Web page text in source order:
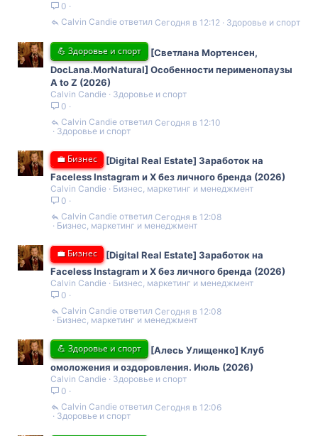
0
Здоровье и спорт
Сегодня в 12:12
Calvin Candie
💪 Здоровье и спорт
[Светлана Мортенсен,
DocLana.MorNatural] Особенности перименопаузы
A to Z (2026)
Calvin Candie
Здоровье и спорт
0
Здоровье и спорт
Сегодня в 12:10
Calvin Candie
💼 Бизнес
[Digital Real Estate] Заработок на
Faceless Instagram и X без личного бренда (2026)
Calvin Candie
Бизнес, маркетинг и менеджмент
0
Бизнес, маркетинг и менеджмент
Сегодня в 12:08
Calvin Candie
💼 Бизнес
[Digital Real Estate] Заработок на
Faceless Instagram и X без личного бренда (2026)
Calvin Candie
Бизнес, маркетинг и менеджмент
0
Бизнес, маркетинг и менеджмент
Сегодня в 12:08
Calvin Candie
💪 Здоровье и спорт
[Алесь Улищенко] Клуб
омоложения и оздоровления. Июль (2026)
Calvin Candie
Здоровье и спорт
0
Здоровье и спорт
Сегодня в 12:06
Calvin Candie